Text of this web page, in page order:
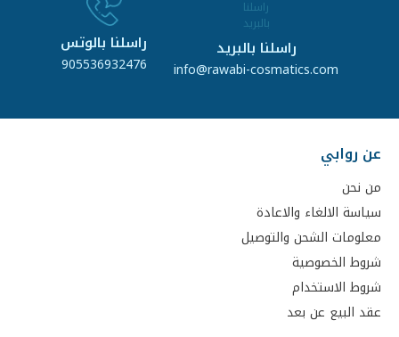
راسلنا بالبريد
info@rawabi-cosmatics.com
راسلنا بالوتس
905536932476
عن روابي
من نحن
سياسة الالغاء والاعادة
معلومات الشحن والتوصيل
شروط الخصوصية
شروط الاستخدام
عقد البيع عن بعد